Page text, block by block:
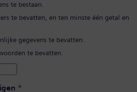
te bestaan.
te bevatten, en ten minste één getal en
gegevens te bevatten.
te bevatten.
*